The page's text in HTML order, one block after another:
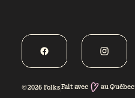
©2026 FolksFait avec au Québec